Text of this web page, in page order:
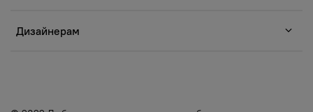
Дизайнерам